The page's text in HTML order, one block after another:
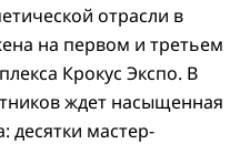
отрасли в
на первом и третьем
Крокус Экспо. В
ждет насыщенная
мастер-